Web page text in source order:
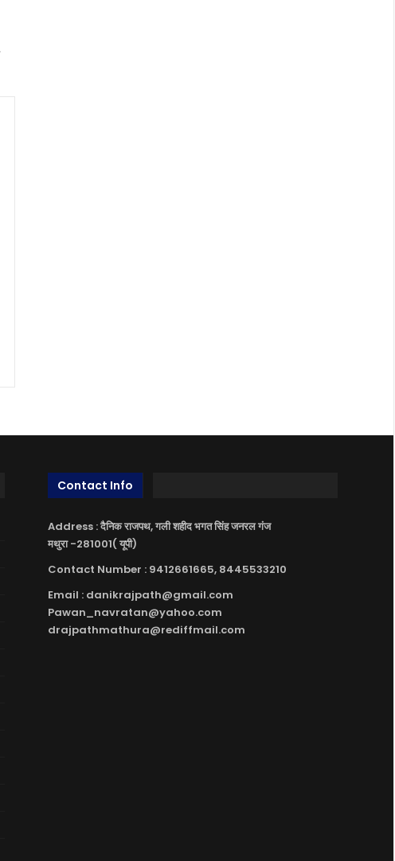
Contact Info
Address : दैनिक राजपथ, गली शहीद भगत सिंह जनरल गंज
मथुरा -281001( यूपी)
Contact Number : 9412661665, 8445533210
Email : danikrajpath@gmail.com
Pawan_navratan@yahoo.com
drajpathmathura@rediffmail.com